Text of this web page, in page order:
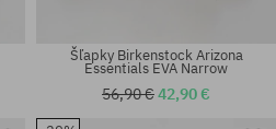
Šľapky Birkenstock Arizona
Essentials EVA Narrow
56,90 €42,90 €